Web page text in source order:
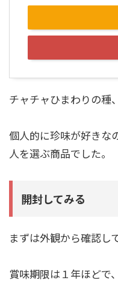
チャチャひまわりの種
個人的に珍味が好きな
人を選ぶ商品でした。
開封してみる
まずは外観から確認し
賞味期限は１年ほどで